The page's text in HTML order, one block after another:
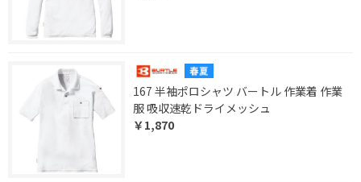
167 半袖ポロシャツ バートル 作業着 作業
服 吸収速乾ドライメッシュ
￥1,870